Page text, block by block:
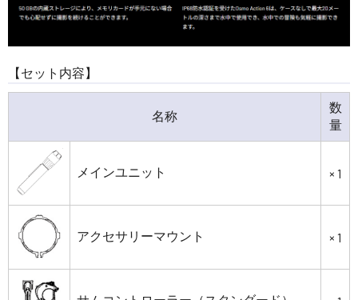
【セット内容】
名称
数
量
メインユニット × 1
アクセサリーマウント × 1